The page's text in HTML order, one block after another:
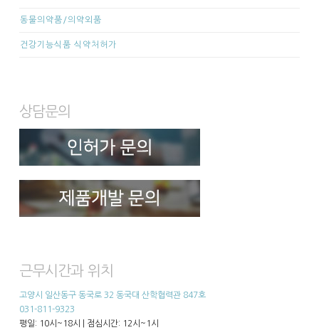
동물의약품/의약외품
건강기능식품 식약처허가
상담문의
근무시간과 위치
고양시 일산동구 동국로 32 동국대 산학협력관 847호
031-811-9323
평일: 10시~18시 | 점심시간: 12시~1시